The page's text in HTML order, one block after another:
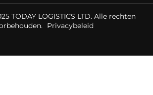
TODAY LOGISTICS LTD. Alle rechten
Privacybeleid